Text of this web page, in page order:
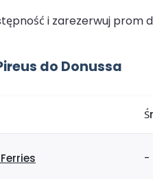
i zarezerwuj prom
do Donussa
-